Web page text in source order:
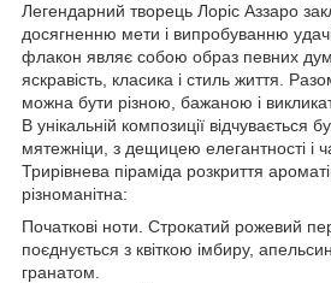
Легендарний творець Лоріс Аззаро
досягненню мети і випробуванню
флакон являє собою образ певних
яскравість, класика і стиль життя.
можна бути різною, бажаною і
В унікальній композиції відчувається
мятежніци, з дещицею елегантності і
Трирівнева піраміда розкриття
різноманітна:
Початкові ноти. Строкатий рожевий
поєднується з квіткою імбиру,
гранатом.